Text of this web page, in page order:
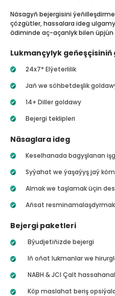
Näsagyň bejergisini
çözgütler, hassalara ideg
ädiminde aç-açanlyk bilen
Lukmançylyk geňeşçisiniň
24x7* Elýeterlilik
Jaň we söhbetdeşlik
14+ Diller goldawy
Bejergi teklipleri
Näsaglara ideg
Keselhanada bagyşlanan
Syýahat we ýaşaýyş jaý
Almak we taşlamak üçin
Aňsat
Bejergi paketleri
Býudjetiňizde bejergi
Iň oňat lukmanlar we
NABH & JCI Çalt
Köp maslahat beriş